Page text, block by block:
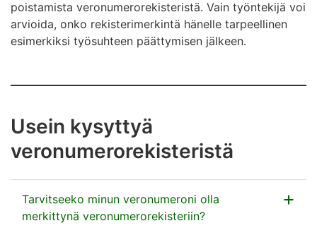
poistamista veronumerorekisteristä. Vain työntekijä voi
arvioida, onko rekisterimerkintä hänelle tarpeellinen
esimerkiksi työsuhteen päättymisen jälkeen.
Usein kysyttyä
veronumerorekisteristä
Tarvitseeko minun veronumeroni olla
merkittynä veronumerorekisteriin?